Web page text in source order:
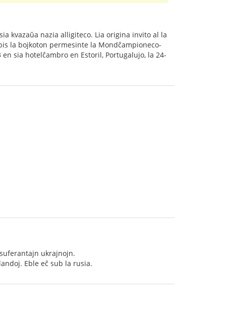
kvazaŭa nazia alligiteco. Lia origina invito al la
la bojkoton permesinte la Mondĉampioneco-
sia hotelĉambro en Estoril, Portugalujo, la 24-
ukrajnojn.
Eble eĉ sub la rusia.